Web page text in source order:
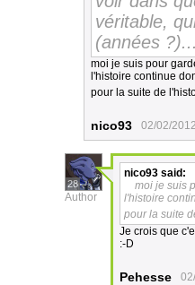
véritable,
(années ?)...
moi je suis pour
l'histoire continue
pour la suite de
nico93 02/02/
28
Author
nico93 said:
moi je suis
l'histoire
pour la suite
Je crois que
:-D
Pehesse